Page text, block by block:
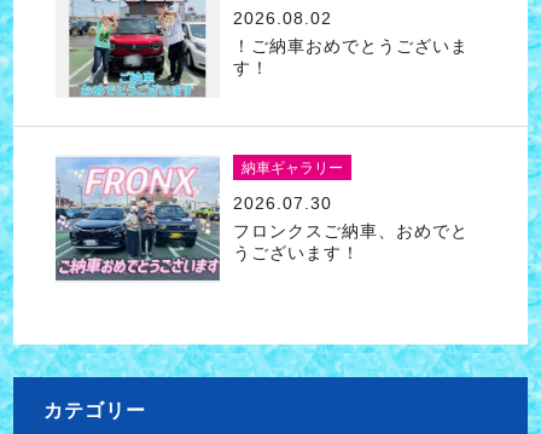
2026.08.02
！ご納車おめでとうございま
す！
納車ギャラリー
2026.07.30
フロンクスご納車、おめでと
うございます！
カテゴリー